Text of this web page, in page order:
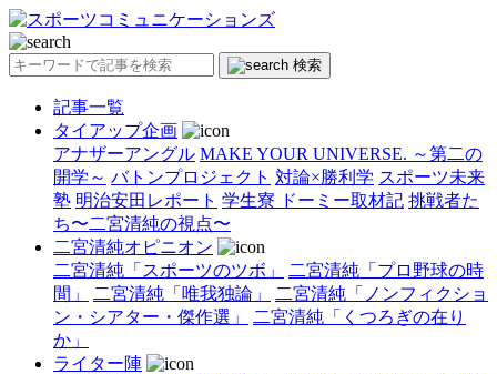
検索
記事一覧
タイアップ企画
アナザーアングル MAKE YOUR UNIVERSE. ～第二の
開学～ バトンプロジェクト 対論×勝利学 スポーツ未来
塾 明治安田レポート 学生寮 ドーミー取材記 挑戦者た
ち〜二宮清純の視点〜
二宮清純オピニオン
二宮清純「スポーツのツボ」
二宮清純「プロ野球の時
間」
二宮清純「唯我独論」
二宮清純「ノンフィクショ
ン・シアター・傑作選」
二宮清純「くつろぎの在り
か」
ライター陣